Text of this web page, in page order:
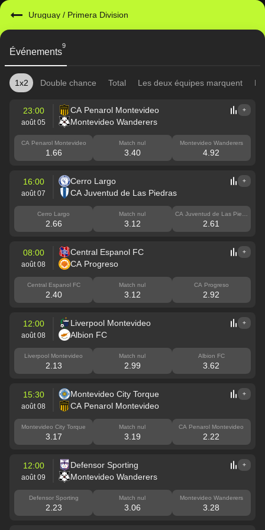
Uruguay / Primera Division
Événements
9
1x2 Double chance Total Les deux équipes marquent
23:00
août 05
CA Penarol Montevideo
Montevideo Wanderers
+
CA Penarol Montevideo
1.66
Match nul
3.40
Montevideo Wanderers
4.92
16:00
août 07
Cerro Largo
CA Juventud de Las Piedras
+
Cerro Largo
2.66
Match nul
3.12
CA Juventud de Las Piedr
as
2.61
08:00
août 08
Central Espanol FC
CA Progreso
+
Central Espanol FC
2.40
Match nul
3.12
CA Progreso
2.92
12:00
août 08
Liverpool Montevideo
Albion FC
+
Liverpool Montevideo
2.13
Match nul
2.99
Albion FC
3.62
15:30
août 08
Montevideo City Torque
CA Penarol Montevideo
+
Montevideo City Torque
3.17
Match nul
3.19
CA Penarol Montevideo
2.22
12:00
août 09
Defensor Sporting
Montevideo Wanderers
+
Defensor Sporting
2.23
Match nul
3.06
Montevideo Wanderers
3.28